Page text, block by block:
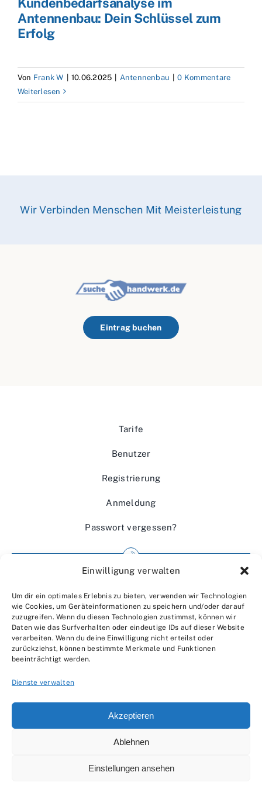
Einwilligung verwalten
Um dir ein optimales Erlebnis zu bieten, verwenden wir Technologien
wie Cookies, um Geräteinformationen zu speichern und/oder darauf
zuzugreifen. Wenn du diesen Technologien zustimmst, können wir
Daten wie das Surfverhalten oder eindeutige IDs auf dieser Website
verarbeiten. Wenn du deine Einwilligung nicht erteilst oder
zurückziehst, können bestimmte Merkmale und Funktionen
beeinträchtigt werden.
Dienste verwalten
Akzeptieren
Ablehnen
Einstellungen ansehen
Kundenbedarfsanalyse im
Antennenbau: Dein Schlüssel zum
Erfolg
Von Frank W | 10.06.2025 | Antennenbau | 0 Kommentare
Weiterlesen
Wir Verbinden Menschen Mit Meisterleistung
Eintrag buchen
Tarife
Benutzer
Registrierung
Anmeldung
Passwort vergessen?
Wir über uns
Kontakt
Datenschutzerklärung
© 2007 - 2026 •by Moveco